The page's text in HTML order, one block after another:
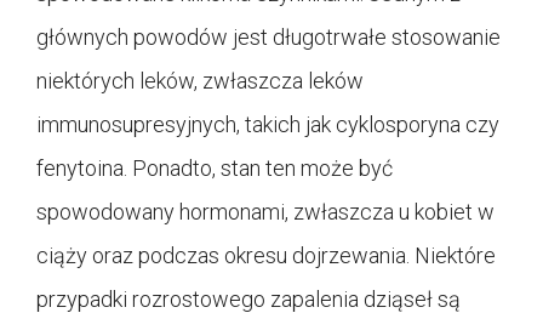
głównych powodów jest długotrwałe stosowanie
niektórych leków, zwłaszcza leków
immunosupresyjnych, takich jak cyklosporyna czy
fenytoina. Ponadto, stan ten może być
spowodowany hormonami, zwłaszcza u kobiet w
ciąży oraz podczas okresu dojrzewania. Niektóre
przypadki rozrostowego zapalenia dziąseł są